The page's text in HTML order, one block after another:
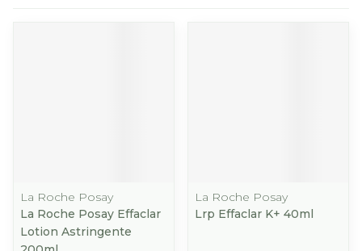
La Roche Posay
La Roche Posay Effaclar
Lotion Astringente
La Roche Posay
Lrp Effaclar K+ 40ml